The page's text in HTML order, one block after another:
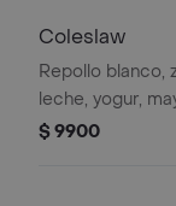
Coleslaw
Repollo blanco,
leche, yogur,
y vinagre blanco.
$ 9900